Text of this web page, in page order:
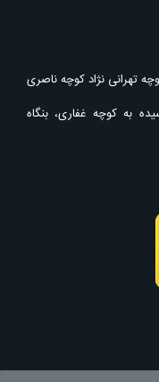
تهرانی نژاد کوچه ناصری
به کوچه غفاری، بنگاه